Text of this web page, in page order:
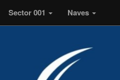
Sector 001 Naves